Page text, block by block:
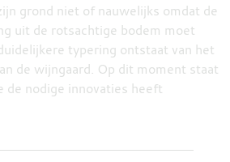
grond niet of nauwelijks omdat de
uit de rotsachtige bodem moet
typering ontstaat van het
de wijngaard. Op dit moment staat
de nodige innovaties heeft